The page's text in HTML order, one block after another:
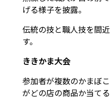
げる様子を披露。
伝統の技と職人技を間
す。
ききかま大会
参加者が複数のかまぼ
がどの店の商品か当てる